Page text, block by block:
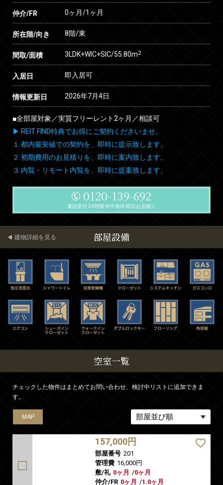
仲介/FR 0ヶ月/1ヶ月
所在階/向き 8階/東
間取/面積 3LDK+WIC+SIC/55.80m2
入居日 即入居可
情報更新日 2026年7月4日
■全部屋対象／実質フリーレント2ヶ月／相談可
▶ REIT FIND特典でお得にご契約くださいませ。
１.都内最安値での契約を、即時に提示致します。
２.初期費用のお見積りを、即時に案内致します。
３.内覧・リモート内覧を、即時に提案致します。
0120-139-692
電話受付 24時間 年中無休 即日お見積り
部屋設備
建物詳細を見る
空室一覧
チェックした物件はまとめてお問い合わせ、検討中リストに追加できま
す。
MAP
157,000円
部屋番号 201
管理費 16,000円
敷/礼 0ヶ月 /0ヶ月
仲介/FR 0ヶ月 /1.0ヶ月
MAP
MAP
MAP
MAP
MAP
MAP
MAP
MAP
MAP
MAP
MAP
MAP
MAP
MAP
MAP
MAP
MAP
MAP
MAP
MAP
MAP
MAP